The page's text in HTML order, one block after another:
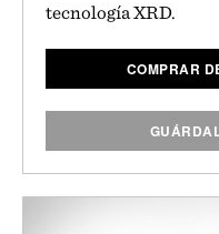
tecnología XRD.
COMPRAR